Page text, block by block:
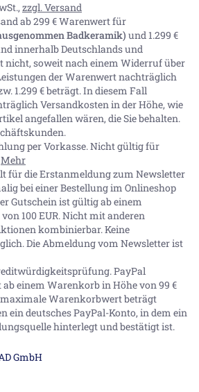
zzgl. Versand
ab 299 € Warenwert für
Badkeramik) und 1.299 €
innerhalb Deutschlands und
nicht, soweit nach einem Widerruf über
der Warenwert nachträglich
1.299 € beträgt. In diesem Fall
Versandkosten in der Höhe, wie
angefallen wären, die Sie behalten.
per Vorkasse. Nicht gültig für
Mehr
für die Erstanmeldung zum Newsletter
bei einer Bestellung im Onlineshop
Gutschein ist gültig ab einem
100 EUR. Nicht mit anderen
kombinierbar. Keine
Die Abmeldung vom Newsletter ist
PayPal
einem Warenkorb in Höhe von99 €
Warenkorbwert beträgt
ein deutsches PayPal-Konto, in dem ein
hinterlegt und bestätigt ist.
GmbH